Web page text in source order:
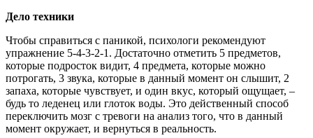
Дело техники
Чтобы справиться с паникой, психологи рекомендуют
упражнение 5-4-3-2-1. Достаточно отметить 5 предметов,
которые подросток видит, 4 предмета, которые можно
потрогать, 3 звука, которые в данный момент он слышит, 2
запаха, которые чувствует, и один вкус, который ощущает, –
будь то леденец или глоток воды. Это действенный способ
переключить мозг с тревоги на анализ того, что в данный
момент окружает, и вернуться в реальность.